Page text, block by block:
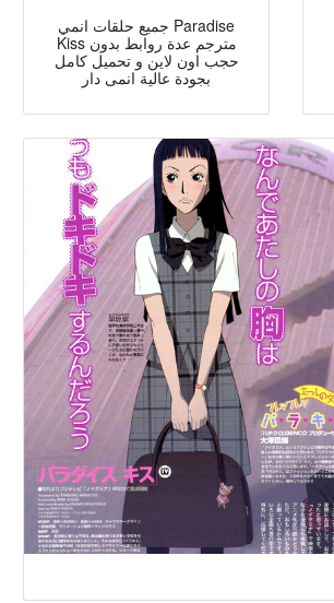
جميع حلقات انمي Paradise
Kiss مترجم عدة روابط بدون
حجب اون لاين و تحميل كامل
بجودة عالية انمى دار